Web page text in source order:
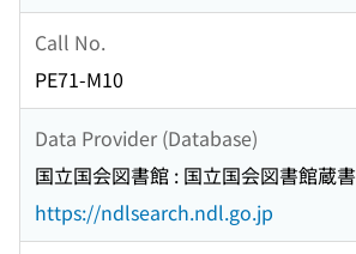
Call No.
PE71-M10
Data Provider (Database)
国立国会図書館 : 国立国会図書館蔵書
https://ndlsearch.ndl.go.jp